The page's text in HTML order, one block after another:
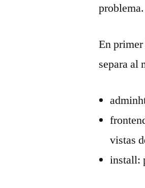
problema.
En
separa al
vistas
install: